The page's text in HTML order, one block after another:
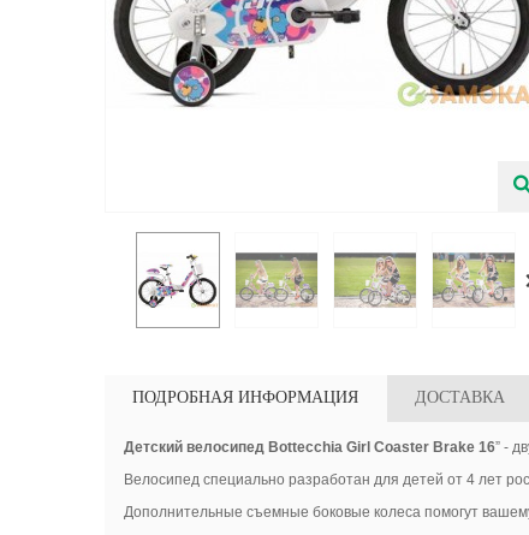
ПОДРОБНАЯ ИНФОРМАЦИЯ ДОСТАВКА
Детский велосипед Bottecchia Girl Coaster Brake 16” -
Велосипед специально разработан для детей от 4 лет
Дополнительные съемные боковые колеса помогут